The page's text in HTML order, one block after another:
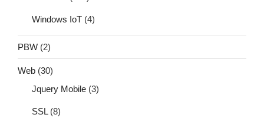
Windows IoT (4)
PBW (2)
Web (30)
Jquery Mobile (3)
SSL(8)